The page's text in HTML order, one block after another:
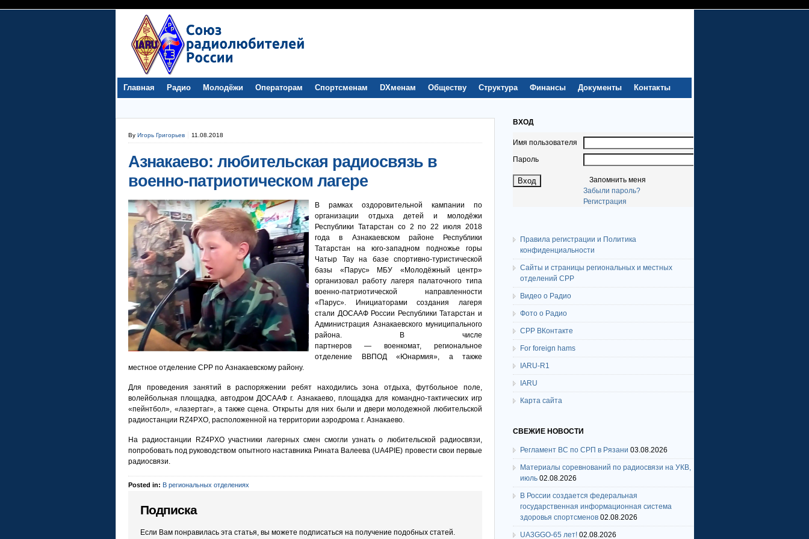
Главная Радио Молодёжи Операторам Спортсменам DXменам Обществу Структура Финансы Документы Контакты
By Игорь Григорьев 11.08.2018
Азнакаево: любительская радиосвязь в
военно-патриотическом лагере
В рамках оздоровительной кампании по
организации отдыха детей и молодёжи
Республики Татарстан со 2 по 22 июля 2018
года в Азнакаевском районе Республики
Татарстан на юго-западном подножье горы
Чатыр Тау на базе спортивно-туристической
базы «Парус» МБУ «Молодёжный центр»
организовал работу лагеря палаточного типа
военно-патриотической направленности
«Парус». Инициаторами создания лагеря
стали ДОСААФ России Республики Татарстан и
Администрация Азнакаевского муниципального
района. В числе
партнеров — военкомат, региональное
отделение ВВПОД «Юнармия», а также
местное отделение СРР по Азнакаевскому району.
Для проведения занятий в распоряжении ребят находились зона отдыха, футбольное поле,
волейбольная площадка, автодром ДОСААФ г. Азнакаево, площадка для командно-тактических игр
«пейнтбол», «лазертаг», а также сцена. Открыты для них были и двери молодежной любительской
радиостанции RZ4PXO, расположенной на территории аэродрома г. Азнакаево.
На радиостанции RZ4PXO участники лагерных смен смогли узнать о любительской радиосвязи,
попробовать под руководством опытного наставника Рината Валеева (UA4PIE) провести свои первые
радиосвязи.
Posted in: В региональных отделениях
Подписка
Если Вам понравилась эта статья, вы можете подписаться на получение подобных статей.
ВХОД
Имя пользователя
Пароль
Запомнить меня
Забыли пароль?
Регистрация
Правила регистрации и Политика
конфиденциальности
Сайты и страницы региональных и местных
отделений СРР
Видео о Радио
Фото о Радио
СРР ВКонтакте
For foreign hams
IARU-R1
IARU
Карта сайта
СВЕЖИЕ НОВОСТИ
Регламент ВС по СРП в Рязани 03.08.2026
Материалы соревнований по радиосвязи на УКВ,
июль 02.08.2026
В России создается федеральная
государственная информационная система
здоровья спортсменов 02.08.2026
UA3GGO-65 лет! 02.08.2026